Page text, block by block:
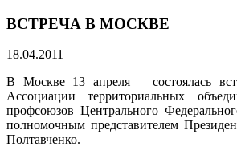
ВСТРЕЧА В МОСКВЕ
18.04.2011
В Москве 13 апреля состоялась
Ассоциации территориальных
профсоюзов Центрального
полномочным представителем
Полтавченко.